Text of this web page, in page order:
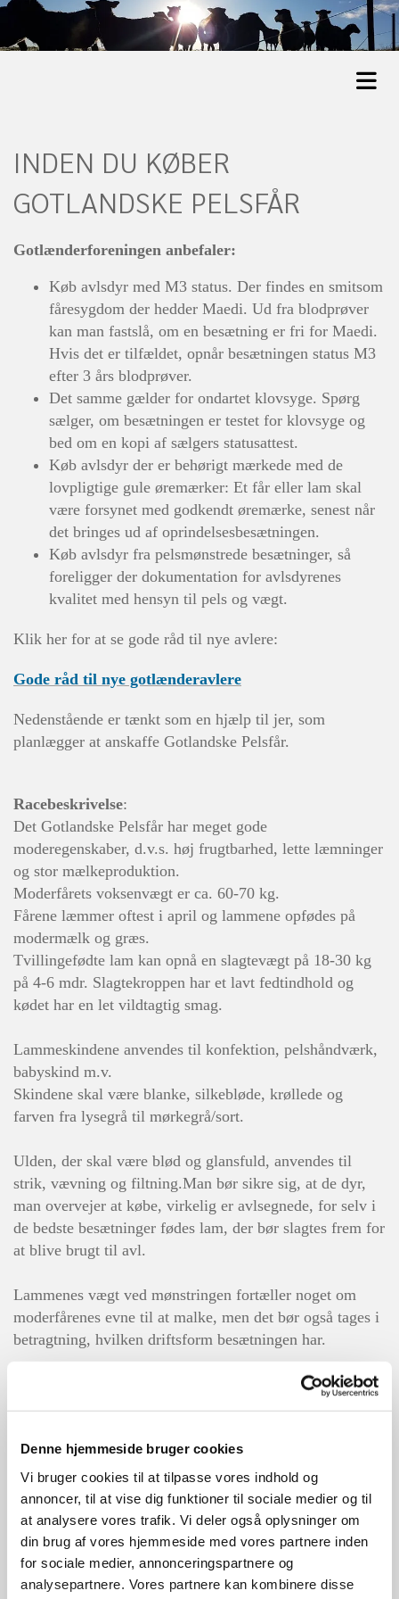
Denne hjemmeside bruger cookies
Vi bruger cookies til at tilpasse vores indhold og
annoncer, til at vise dig funktioner til sociale medier og til
at analysere vores trafik. Vi deler også oplysninger om
din brug af vores hjemmeside med vores partnere inden
for sociale medier, annonceringspartnere og
analysepartnere. Vores partnere kan kombinere disse
INDEN DU KØBER
GOTLANDSKE PELSFÅR
Gotlænderforeningen anbefaler:
Køb avlsdyr med M3 status. Der findes en smitsom
fåresygdom der hedder Maedi. Ud fra blodprøver
kan man fastslå, om en besætning er fri for Maedi.
Hvis det er tilfældet, opnår besætningen status M3
efter 3 års blodprøver.
Det samme gælder for ondartet klovsyge. Spørg
sælger, om besætningen er testet for klovsyge og
bed om en kopi af sælgers statusattest.
Køb avlsdyr der er behørigt mærkede med de
lovpligtige gule øremærker: Et får eller lam skal
være forsynet med godkendt øremærke, senest når
det bringes ud af oprindelsesbesætningen.
Køb avlsdyr fra pelsmønstrede besætninger, så
foreligger der dokumentation for avlsdyrenes
kvalitet med hensyn til pels og vægt.
Klik her for at se gode råd til nye avlere:
Gode råd til nye gotlænderavlere
Nedenstående er tænkt som en hjælp til jer, som
planlægger at anskaffe Gotlandske Pelsfår.
Racebeskrivelse:
Det Gotlandske Pelsfår har meget gode
moderegenskaber, d.v.s. høj frugtbarhed, lette læmninger
og stor mælkeproduktion.
Moderfårets voksenvægt er ca. 60-70 kg.
Fårene læmmer oftest i april og lammene opfødes på
modermælk og græs.
Tvillingefødte lam kan opnå en slagtevægt på 18-30 kg
på 4-6 mdr. Slagtekroppen har et lavt fedtindhold og
kødet har en let vildtagtig smag.
Lammeskindene anvendes til konfektion, pelshåndværk,
babyskind m.v.
Skindene skal være blanke, silkebløde, krøllede og
farven fra lysegrå til mørkegrå/sort.
Ulden, der skal være blød og glansfuld, anvendes til
strik, vævning og filtning.Man bør sikre sig, at de dyr,
man overvejer at købe, virkelig er avlsegnede, for selv i
de bedste besætninger fødes lam, der bør slagtes frem for
at blive brugt til avl.
Lammenes vægt ved mønstringen fortæller noget om
moderfårenes evne til at malke, men det bør også tages i
betragtning, hvilken driftsform besætningen har.
Foreningen sender hvert år godkendte mønstrere ud på
gårdene. Der er også avlere, der selv mønstrer egne dyr.
til: Farve, lok, pelshår, dækning og helhed.
Karakter gives fra 1-6, hvor 6 er bedst:
Eks. 1: Farve 3, Lok 2, Pelshår 2, Tæthed 4, Helhed 2
Eks. 2: Farve 4, Lok 4, Pelshår 5, Tæthed 4, Helhed 4
Helhed 1-2: Bør slagtes.
Helhed 3-6: Et godt avlslam.